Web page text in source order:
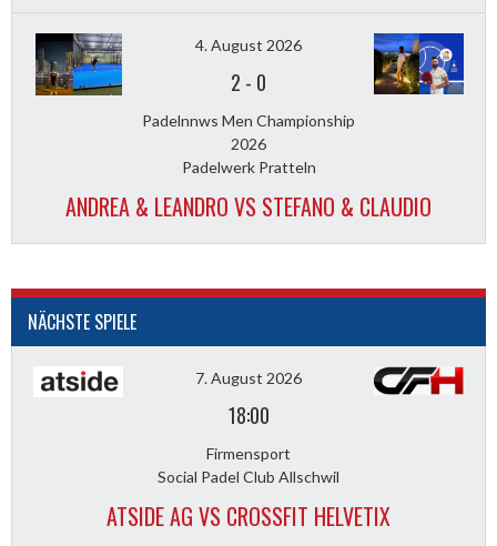
4. August 2026
2 - 0
Padelnnws Men Championship
2026
Padelwerk Pratteln
ANDREA & LEANDRO VS STEFANO & CLAUDIO
NÄCHSTE SPIELE
7. August 2026
18:00
Firmensport
Social Padel Club Allschwil
ATSIDE AG VS CROSSFIT HELVETIX